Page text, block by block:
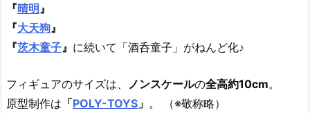
『晴明 』
『大天狗 』
『茨木童子 』 に続いて「酒呑童子」がねんど化♪
フィギュアのサイズは、 ノンスケールの全高約10cm。
原型制作は 「POLY-TOYS 」 。 （※敬称略）